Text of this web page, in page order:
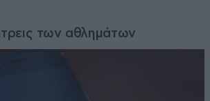
των αθλημάτων